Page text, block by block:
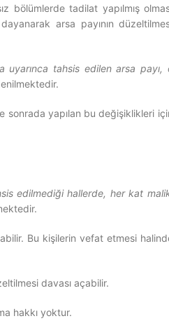
bölümlerde tadilat yapılmış
arsa payının
uyarınca tahsis edilen arsa payı,
sonrada yapılan bu değişiklikleri
edilmediği hallerde, her kat
Bu kişilerin vefat etmesi
davası açabilir.
hakkı yoktur.